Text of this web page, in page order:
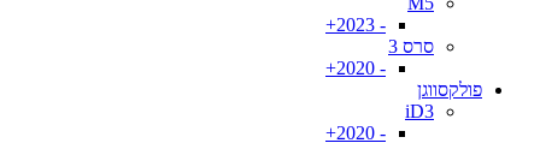
- 2023+
סרס 3
- 2020+
פולקסווגן
iD3
- 2020+